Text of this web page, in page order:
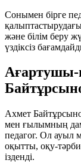
Сонымен бірге
және білім беру
үздіксіз
Ағартушы-
Ахмет
мен ғылымның
педагог. Ол ауыл
оқытты, оқу-
ізденді.